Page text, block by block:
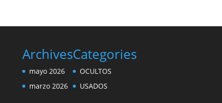
Archives
mayo 2026
marzo 2026
Categories
OCULTOS
USADOS